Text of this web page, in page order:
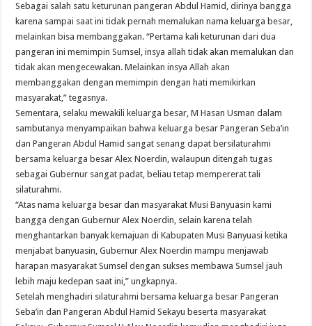
Sebagai salah satu keturunan pangeran Abdul Hamid, dirinya bangga
karena sampai saat ini tidak pernah memalukan nama keluarga besar,
melainkan bisa membanggakan. “Pertama kali keturunan dari dua
pangeran ini memimpin Sumsel, insya allah tidak akan memalukan dan
tidak akan mengecewakan. Melainkan insya Allah akan
membanggakan dengan memimpin dengan hati memikirkan
masyarakat,” tegasnya.
Sementara, selaku mewakili keluarga besar, M Hasan Usman dalam
sambutanya menyampaikan bahwa keluarga besar Pangeran Seba’in
dan Pangeran Abdul Hamid sangat senang dapat bersilaturahmi
bersama keluarga besar Alex Noerdin, walaupun ditengah tugas
sebagai Gubernur sangat padat, beliau tetap mempererat tali
silaturahmi.
“Atas nama keluarga besar dan masyarakat Musi Banyuasin kami
bangga dengan Gubernur Alex Noerdin, selain karena telah
menghantarkan banyak kemajuan di Kabupaten Musi Banyuasi ketika
menjabat banyuasin, Gubernur Alex Noerdin mampu menjawab
harapan masyarakat Sumsel dengan sukses membawa Sumsel jauh
lebih maju kedepan saat ini,” ungkapnya.
Setelah menghadiri silaturahmi bersama keluarga besar Pangeran
Seba’in dan Pangeran Abdul Hamid Sekayu beserta masyarakat